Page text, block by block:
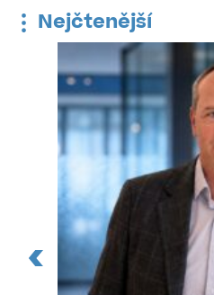
Nejčtenější